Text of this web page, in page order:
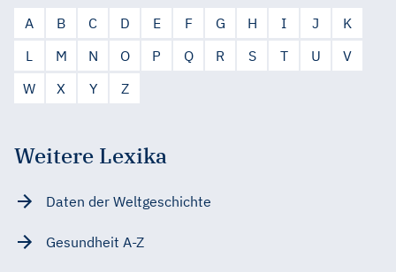
A B C D E F G H I J
K
L
M N O P Q R S T U
V
W
X Y Z
Weitere Lexika
Daten der Weltgeschichte
Gesundheit A-Z